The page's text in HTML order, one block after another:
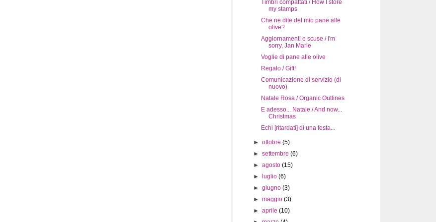
Timbri compattati / How I store
my stamps
Che ne dite del mio pane alle
olive?
Aggiornamenti e scuse / I'm
sorry, Jan Marie
Voglie di pane alle olive
Regalo / Gift!
Comunicazione di servizio (di
nuovo)
Natale Rosa / Organic Outlines
E adesso... Natale / And now...
Christmas
Echi [ritardati] di una festa...
►ottobre(5)
►settembre(6)
►agosto(15)
►
luglio(6)
►giugno(3)
►maggio(3)
►aprile(10)